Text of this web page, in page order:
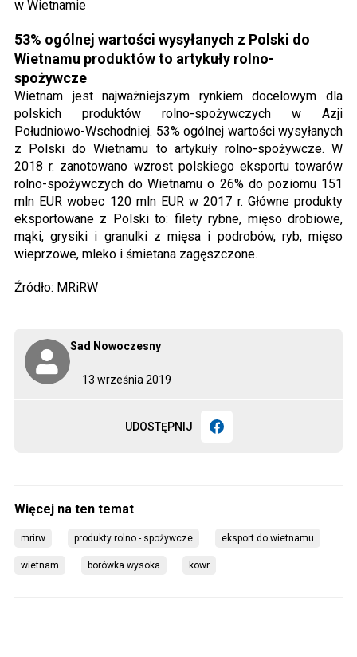
13 września 2019
Sad Nowoczesny
UDOSTĘPNIJ
w Wietnamie
53% ogólnej wartości wysyłanych z Polski do
Wietnamu produktów to artykuły rolno-
spożywcze
Wietnam jest najważniejszym rynkiem docelowym dla
polskich produktów rolno-spożywczych w Azji
Południowo-Wschodniej. 53% ogólnej wartości wysyłanych
z Polski do Wietnamu to artykuły rolno-spożywcze. W
2018 r. zanotowano wzrost polskiego eksportu towarów
rolno-spożywczych do Wietnamu o 26% do poziomu 151
mln EUR wobec 120 mln EUR w 2017 r. Główne produkty
eksportowane z Polski to: filety rybne, mięso drobiowe,
mąki, grysiki i granulki z mięsa i podrobów, ryb, mięso
wieprzowe, mleko i śmietana zagęszczone.
Źródło: MRiRW
mrirw produkty rolno - spożywcze eksport do wietnamu
wietnam borówka wysoka kowr